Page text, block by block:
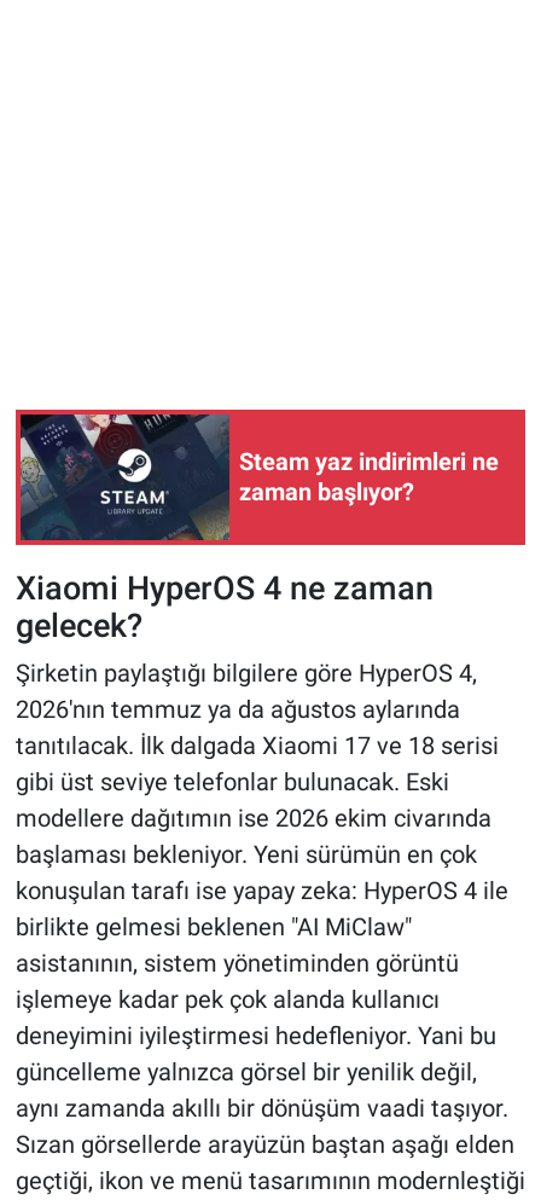
Steam yaz indirimleri ne
zaman başlıyor?
Xiaomi HyperOS 4 ne zaman
gelecek?
Şirketin paylaştığı bilgilere göre HyperOS 4,
2026'nın temmuz ya da ağustos aylarında
tanıtılacak. İlk dalgada Xiaomi 17 ve 18 serisi
gibi üst seviye telefonlar bulunacak. Eski
modellere dağıtımın ise 2026 ekim civarında
başlaması bekleniyor. Yeni sürümün en çok
konuşulan tarafı ise yapay zeka: HyperOS 4 ile
birlikte gelmesi beklenen "AI MiClaw"
asistanının, sistem yönetiminden görüntü
işlemeye kadar pek çok alanda kullanıcı
deneyimini iyileştirmesi hedefleniyor. Yani bu
güncelleme yalnızca görsel bir yenilik değil,
aynı zamanda akıllı bir dönüşüm vaadi taşıyor.
Sızan görsellerde arayüzün baştan aşağı elden
geçtiği, ikon ve menü tasarımının modernleştiği